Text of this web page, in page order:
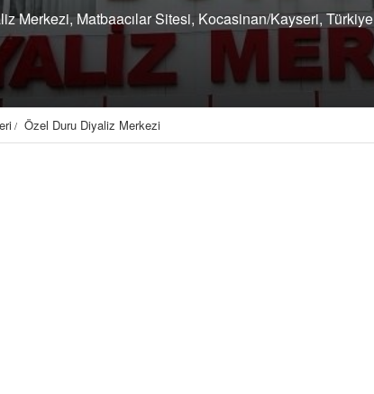
Merkezi, Matbaacılar Sitesi, Kocasinan/Kayseri, Türkiye
Özel Duru Diyaliz Merkezi